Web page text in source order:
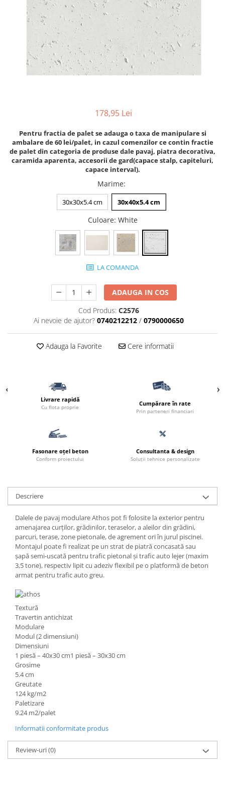
Accesorii pentru termosistem
Accesorii pentru vata
Polistiren
Vata bazaltica
Vata minerala
Vopsea lavabila pentru exterior
Vopsea lavabila pentru interior
Pas Japonez
Pervaz geam piatra compozita
Placi ceramice de exterior
Produse auxiliare
Rigole
178,95 Lei
Pentru fractia de palet se adauga o taxa de manipulare si
ambalare de 60 lei/palet, in cazul comenzilor ce contin fractie
de palet din categoria de produse dale pavaj, piatra decorativa,
caramida aparenta, accesorii de gard(capace stalp, capiteluri,
capace interval).
Marime:
30x30x5.4 cm 30x40x5.4 cm
Culoare: White
LA COMANDA
ADAUGA IN COS
Cod Produs: C2576
Ai nevoie de ajutor? 0740212212 / 0790000650
Adauga la Favorite Cere informatii
Livrare rapidă
Cu flota proprie Cumpărare în rate
Prin parteneri financiari
Fasonare oțel beton
Conform proiectului
Consultanta & design
Soluții tehnice personalizate
Descriere
Dalele de pavaj modulare Athos pot fi folosite la exterior pentru
amenajarea curților, grădinilor, teraselor, a aleilor din grădini,
parcuri, terase, zone pietonale, de agrement ori în jurul piscinei.
Montajul poate fi realizat pe un strat de piatră concasată sau
șapă semi-uscată pentru trafic pietonal și trafic auto lejer (maxim
3,5 tone), respectiv lipit cu adeziv flexibil pe o platformă de beton
armat pentru trafic auto greu.
Textură
Travertin antichizat
Modulare
Modul (2 dimensiuni)
Dimensiuni
1 piesă – 40x30 cm1 piesă – 30x30 cm
Grosime
5.4 cm
Greutate
124 kg/m2
Paletizare
9.24 m2/palet
Informatii conformitate produs
Review-uri(0)